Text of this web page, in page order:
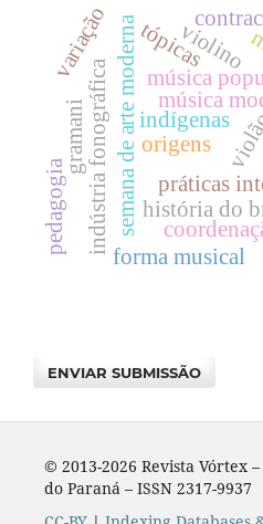
música
música
semana de arte moderna práticas
indígenas
história do
indústria fonográfica origens
violino
gramani
variação
pedagogia
forma musical
tópicas
ENVIAR SUBMISSÃO
© 2013-2026 Revista Vórtex
do Paraná – ISSN 2317-9937